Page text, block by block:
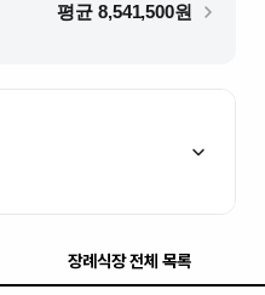
평균 8,541,500원
장례식장 전체 목록